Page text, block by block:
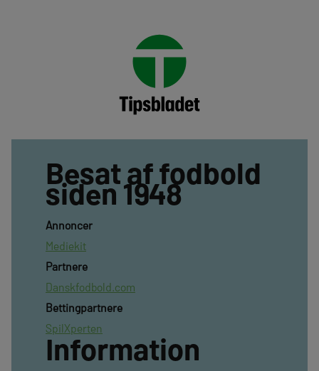
Besat af fodbold
siden 1948
Annoncer
Mediekit
Partnere
Danskfodbold.com
Bettingpartnere
SpilXperten
Information